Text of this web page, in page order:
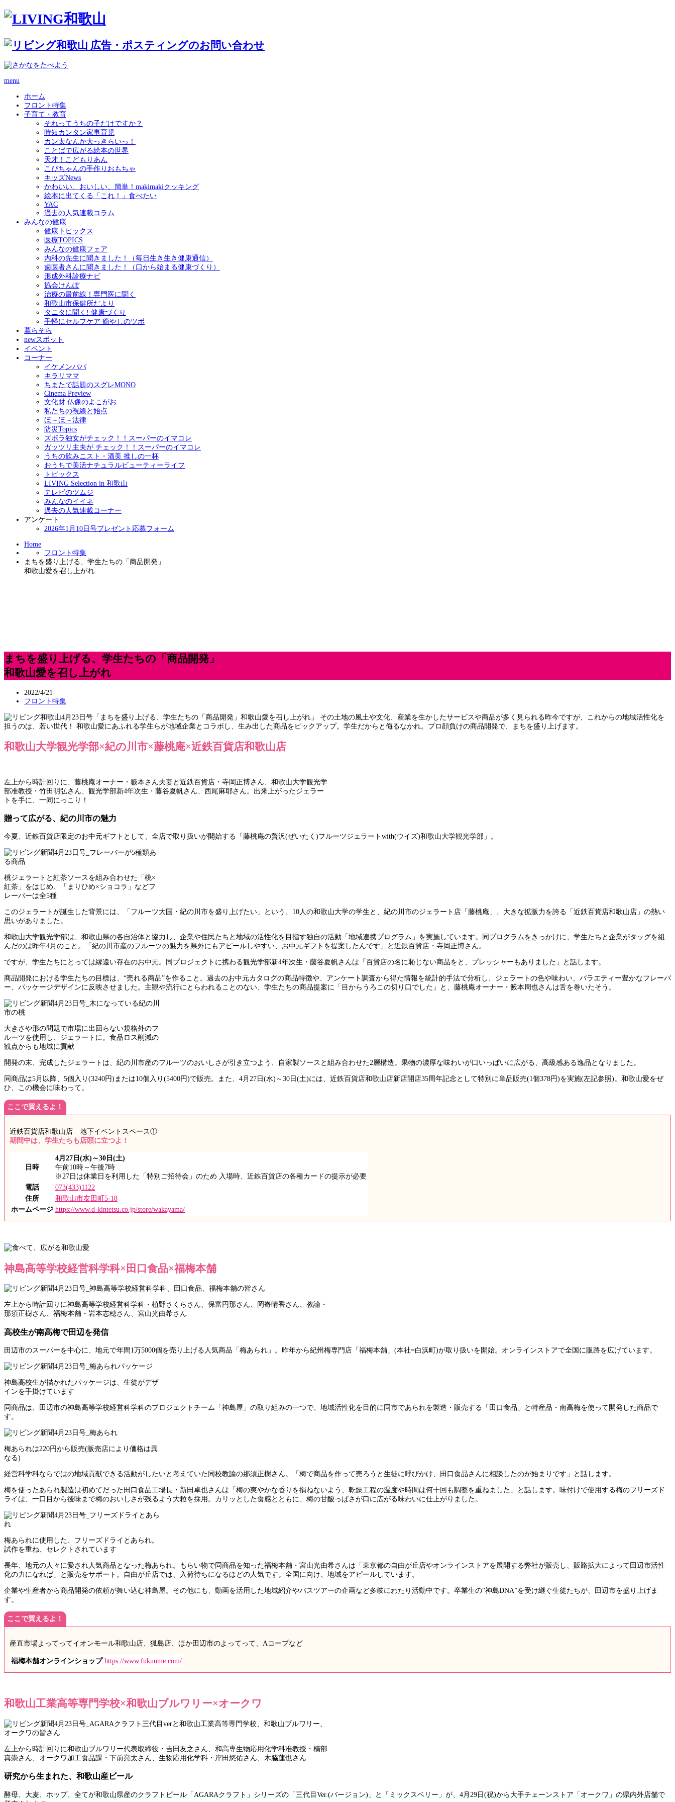
menu
ホーム
フロント特集
子育て・教育
それってうちの子だけですか？
時短カンタン家事育児
カン太なんか大っきらいっ！
ことばで広がる絵本の世界
天才！こどもりあん
こぴちゃんの手作りおもちゃ
キッズNews
かわいい、おいしい、簡単！makimakiクッキング
絵本に出てくる「これ！」食べたい
YAC
過去の人気連載コラム
みんなの健康
健康トピックス
医療TOPICS
みんなの健康フェア
内科の先生に聞きました！（毎日生き生き健康通信）
歯医者さんに聞きました！（口から始まる健康づくり）
形成外科診療ナビ
協会けんぽ
治療の最前線！専門医に聞く
和歌山市保健所だより
タニタに聞く! 健康づくり
手軽にセルフケア 癒やしのツボ
暮らそら
newスポット
イベント
コーナー
イケメンパパ
キラリママ
ちまたで話題のスグレMONO
Cinema Preview
文化財 仏像のよこがお
私たちの視線と始点
ほ～ほ～法律
防災Topics
ズボラ独女がチェック！！スーパーのイマコレ
ガッツリ主夫が チェック！！スーパーのイマコレ
うちの飲みニスト・酒美 推しの一杯
おうちで美活ナチュラルビューティーライフ
トピックス
LIVING Selection in 和歌山
テレビのツムジ
みんなのイイネ
過去の人気連載コーナー
アンケート
2026年1月10日号プレゼント応募フォーム
Home
フロント特集
まちを盛り上げる、学生たちの「商品開発」
和歌山愛を召し上がれ
まちを盛り上げる、学生たちの「商品開発」
和歌山愛を召し上がれ
2022/4/21
フロント特集
その土地の風土や文化、産業を生かしたサービスや商品が多く見られる昨今ですが、これからの地域活性化を
担うのは、若い世代！ 和歌山愛にあふれる学生らが地域企業とコラボし、生み出した商品をピックアップ。学生だからと侮るなかれ。プロ顔負けの商品開発で、まちを盛り上げます。
和歌山大学観光学部×紀の川市×藤桃庵×近鉄百貨店和歌山店
左上から時計回りに、藤桃庵オーナー・籔本さん夫妻と近鉄百貨店・寺岡正博さん、和歌山大学観光学
部准教授・竹田明弘さん、観光学部新4年次生・藤谷夏帆さん、西尾麻耶さん。出来上がったジェラー
トを手に、一同にっこり！
贈って広がる、紀の川市の魅力
今夏、近鉄百貨店限定のお中元ギフトとして、全店で取り扱いが開始する「藤桃庵の贅沢(ぜいたく)フルーツジェラートwith(ウイズ)和歌山大学観光学部」。
桃ジェラートと紅茶ソースを組み合わせた「桃×
紅茶」をはじめ、「まりひめ×ショコラ」などフ
レーバーは全5種
このジェラートが誕生した背景には、「フルーツ大国・紀の川市を盛り上げたい」という、10人の和歌山大学の学生と、紀の川市のジェラート店「藤桃庵」、大きな拡販力を誇る「近鉄百貨店和歌山店」の熱い
思いがありました。
和歌山大学観光学部は、和歌山県の各自治体と協力し、企業や住民たちと地域の活性化を目指す独自の活動「地域連携プログラム」を実施しています。同プログラムをきっかけに、学生たちと企業がタッグを組
んだのは昨年4月のこと。「紀の川市産のフルーツの魅力を県外にもアピールしやすい、お中元ギフトを提案したんです」と近鉄百貨店・寺岡正博さん。
ですが、学生たちにとっては縁遠い存在のお中元。同プロジェクトに携わる観光学部新4年次生・藤谷夏帆さんは「百貨店の名に恥じない商品をと、プレッシャーもありました」と話します。
商品開発における学生たちの目標は、“売れる商品”を作ること。過去のお中元カタログの商品特徴や、アンケート調査から得た情報を統計的手法で分析し、ジェラートの色や味わい、バラエティー豊かなフレーバ
ー、パッケージデザインに反映させました。主観や流行にとらわれることのない、学生たちの商品提案に「目からうろこの切り口でした」と、藤桃庵オーナー・籔本周也さんは舌を巻いたそう。
大きさや形の問題で市場に出回らない規格外のフ
ルーツを使用し、ジェラートに。食品ロス削減の
観点からも地域に貢献
開発の末、完成したジェラートは、紀の川市産のフルーツのおいしさが引き立つよう、自家製ソースと組み合わせた2層構造。果物の濃厚な味わいが口いっぱいに広がる、高級感ある逸品となりました。
同商品は5月以降、5個入り(3240円)または10個入り(5400円)で販売。また、4月27日(水)～30日(土)には、近鉄百貨店和歌山店新店開店35周年記念として特別に単品販売(1個378円)を実施(左記参照)。和歌山愛をぜ
ひ、この機会に味わって。
ここで買えるよ！
近鉄百貨店和歌山店 地下イベントスペース①
期間中は、学生たちも店頭に立つよ！
日時
4月27日(水)～30日(土)
午前10時～午後7時
※27日は休業日を利用した「特別ご招待会」のため 入場時、近鉄百貨店の各種カードの提示が必要
電話
073(433)1122
住所
和歌山市友田町5-18
ホームページ https://www.d-kintetsu.co.jp/store/wakayama/
神島高等学校経営科学科×田口食品×福梅本舗
左上から時計回りに神島高等学校経営科学科・植野さくらさん、保富円那さん、岡㟢晴香さん、教諭・
那須正樹さん、福梅本舗・岩本志穂さん、宮山光由希さん
高校生が南高梅で田辺を発信
田辺市のスーパーを中心に、地元で年間1万5000個を売り上げる人気商品「梅あられ」。昨年から紀州梅専門店「福梅本舗」(本社=白浜町)が取り扱いを開始。オンラインストアで全国に販路を広げています。
神島高校生が描かれたパッケージは、生徒がデザ
インを手掛けています
同商品は、田辺市の神島高等学校経営科学科のプロジェクトチーム「神島屋」の取り組みの一つで、地域活性化を目的に同市であられを製造・販売する「田口食品」と特産品・南高梅を使って開発した商品で
す。
梅あられは220円から販売(販売店により価格は異
なる)
経営科学科ならではの地域貢献できる活動がしたいと考えていた同校教諭の那須正樹さん。「梅で商品を作って売ろうと生徒に呼びかけ、田口食品さんに相談したのが始まりです」と話します。
梅を使ったあられ製造は初めてだった田口食品工場長・新田卓也さんは「梅の爽やかな香りを損ねないよう、乾燥工程の温度や時間は何十回も調整を重ねました」と話します。味付けで使用する梅のフリーズド
ライは、一口目から後味まで梅のおいしさが残るよう大粒を採用。カリッとした食感とともに、梅の甘酸っぱさが口に広がる味わいに仕上がりました。
梅あられに使用した、フリーズドライとあられ。
試作を重ね、セレクトされています
長年、地元の人々に愛され人気商品となった梅あられ。もらい物で同商品を知った福梅本舗・宮山光由希さんは「東京都の自由が丘店やオンラインストアを展開する弊社が販売し、販路拡大によって田辺市活性
化の力になれば」と販売をサポート。自由が丘店では、入荷待ちになるほどの人気です。全国に向け、地域をアピールしています。
企業や生産者から商品開発の依頼が舞い込む神島屋。その他にも、動画を活用した地域紹介やバスツアーの企画など多岐にわたり活動中です。卒業生の“神島DNA”を受け継ぐ生徒たちが、田辺市を盛り上げま
す。
ここで買えるよ！
産直市場よってってイオンモール和歌山店、狐島店、ほか田辺市のよってって、Aコープなど
福梅本舗オンラインショップ https://www.fukuume.com/
和歌山工業高等専門学校×和歌山ブルワリー×オークワ
左上から時計回りに和歌山ブルワリー代表取締役・吉田友之さん、和高専生物応用化学科准教授・楠部
真崇さん、オークワ加工食品課・下前亮太さん、生物応用化学科・岸田悠佑さん、木脇蓮也さん
研究から生まれた、和歌山産ビール
酵母、大麦、ホップ、全てが和歌山県産のクラフトビール「AGARAクラフト」シリーズの「三代目Ver.(バージョン)」と「ミックスベリー」が、4月29日(祝)から大手チェーンストア「オークワ」の県内外店舗で